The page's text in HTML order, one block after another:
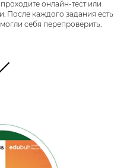
онлайн-тест или
После каждого задания есть
себя перепроверить.